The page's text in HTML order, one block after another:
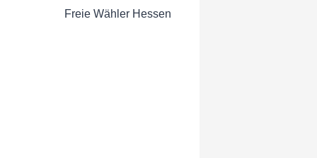
Freie Wähler Hessen